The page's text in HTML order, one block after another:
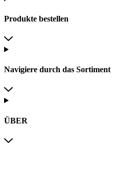
Produkte bestellen
Navigiere durch das Sortiment
ÜBER